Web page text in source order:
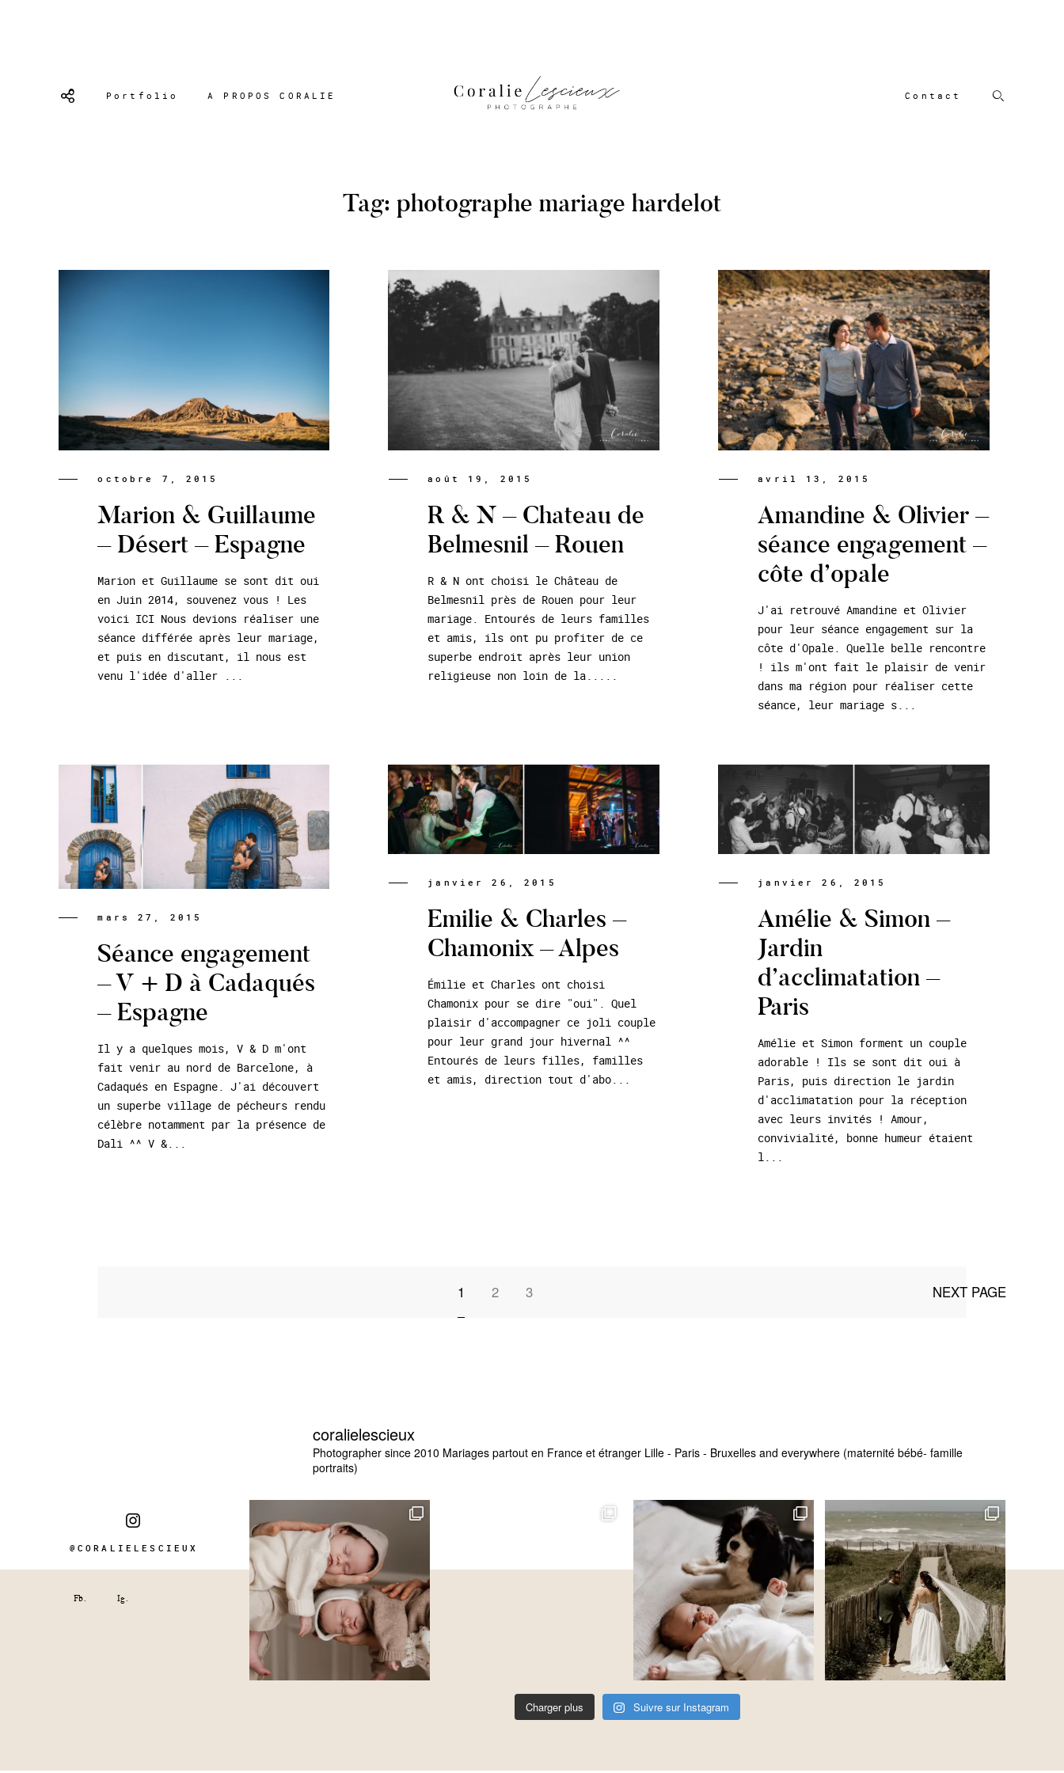
Portfolio A PROPOS CORALIE Contact
Tag: photographe mariage hardelot
octobre 7, 2015
Marion & Guillaume
– Désert – Espagne
Marion et Guillaume se sont dit oui
en Juin 2014, souvenez vous ! Les
voici ICI Nous devions réaliser une
séance différée après leur mariage,
et puis en discutant, il nous est
venu l'idée d'aller ...
août 19, 2015
R & N – Chateau de
Belmesnil – Rouen
R & N ont choisi le Château de
Belmesnil près de Rouen pour leur
mariage. Entourés de leurs familles
et amis, ils ont pu profiter de ce
superbe endroit après leur union
religieuse non loin de la.....
avril 13, 2015
Amandine & Olivier –
séance engagement –
côte d’opale
J'ai retrouvé Amandine et Olivier
pour leur séance engagement sur la
côte d'Opale. Quelle belle rencontre
! ils m'ont fait le plaisir de venir
dans ma région pour réaliser cette
séance, leur mariage s...
mars 27, 2015
Séance engagement
– V + D à Cadaqués
– Espagne
Il y a quelques mois, V & D m'ont
fait venir au nord de Barcelone, à
Cadaqués en Espagne. J'ai découvert
un superbe village de pécheurs rendu
célèbre notamment par la présence de
Dali ^^ V &...
janvier 26, 2015
Emilie & Charles –
Chamonix – Alpes
Émilie et Charles ont choisi
Chamonix pour se dire "oui". Quel
plaisir d'accompagner ce joli couple
pour leur grand jour hivernal ^^
Entourés de leurs filles, familles
et amis, direction tout d'abo...
janvier 26, 2015
Amélie & Simon –
Jardin
d’acclimatation –
Paris
Amélie et Simon forment un couple
adorable ! Ils se sont dit oui à
Paris, puis direction le jardin
d'acclimatation pour la réception
avec leurs invités ! Amour,
convivialité, bonne humeur étaient
l...
1 2 3 NEXT PAGE
@CORALIELESCIEUX
coralielescieux
Photographer since 2010 Mariages partout en France et étranger Lille - Paris - Bruxelles and everywhere (maternité bébé- famille
portraits)
Charger plus Suivre sur Instagram